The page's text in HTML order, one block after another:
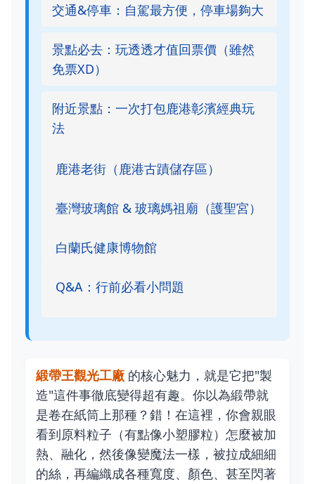
交通&停車：自駕最方便，停車場夠大
景點必去：玩透透才值回票價（雖然
免票XD）
附近景點：一次打包鹿港彰濱經典玩
法
鹿港老街（鹿港古蹟儲存區）
臺灣玻璃館 & 玻璃媽祖廟（護聖宮）
白蘭氏健康博物館
Q&A：行前必看小問題
緞帶王觀光工廠 的核心魅力，就是它把"製
造"這件事徹底變得超有趣。你以為緞帶就
是卷在紙筒上那種？錯！在這裡，你會親眼
看到原料粒子（有點像小塑膠粒）怎麼被加
熱、融化，然後像變魔法一樣，被拉成細細
的絲，再編織成各種寬度、顏色、甚至閃著